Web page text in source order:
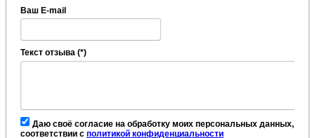
Ваш E-mail
Текст отзыва (*)
Даю своё согласие на обработку моих персональных данных, в
соответствии с политикой конфиденциальности